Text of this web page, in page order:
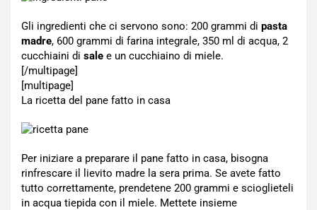
Gli ingredienti che ci servono sono: 200 grammi di pasta
madre, 600 grammi di farina integrale, 350 ml di acqua, 2
cucchiaini di sale e un cucchiaino di miele.
[/multipage]
[multipage]
La ricetta del pane fatto in casa
Per iniziare a preparare il pane fatto in casa, bisogna
rinfrescare il lievito madre la sera prima. Se avete fatto
tutto correttamente, prendetene 200 grammi e scioglieteli
in acqua tiepida con il miele. Mettete insieme